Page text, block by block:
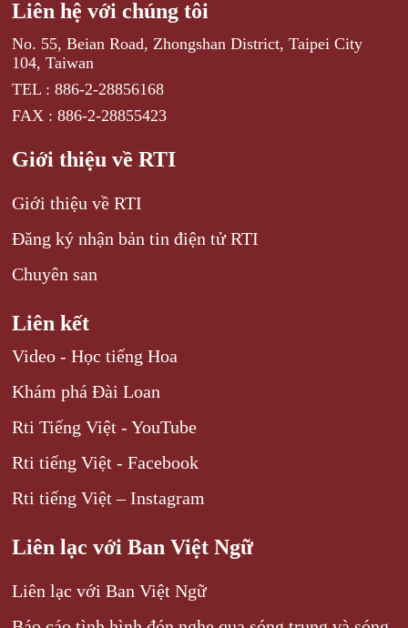
Liên hệ với chúng tôi
No. 55, Beian Road, Zhongshan District, Taipei City
104, Taiwan
TEL : 886-2-28856168
FAX : 886-2-28855423
Giới thiệu về RTI
Giới thiệu về RTI
Đăng ký nhận bản tin điện tử RTI
Chuyên san
Liên kết
Video - Học tiếng Hoa
Khám phá Đài Loan
Rti Tiếng Việt - YouTube
Rti tiếng Việt - Facebook
Rti tiếng Việt – Instagram
Liên lạc với Ban Việt Ngữ
Liên lạc với Ban Việt Ngữ